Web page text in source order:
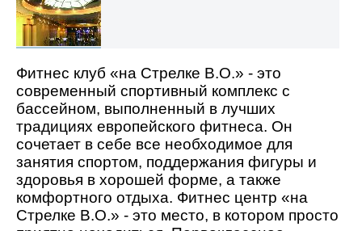
Фитнес клуб «на Стрелке В.О.» - это
современный спортивный комплекс с
бассейном, выполненный в лучших
традициях европейского фитнеса. Он
сочетает в себе все необходимое для
занятия спортом, поддержания фигуры и
здоровья в хорошей форме, а также
комфортного отдыха. Фитнес центр «на
Стрелке В.О.» - это место, в котором просто